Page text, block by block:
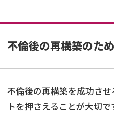
不倫後の再構築のた
不倫後の再構築を成功さ
トを押さえることが大切で